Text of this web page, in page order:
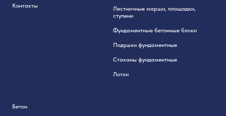
Контакты
Лестничные марши, площадки,
ступени
Фундаментные бетонные блоки
Подушки фундаментные
Стаканы фундаментные
Лотки
Бетон